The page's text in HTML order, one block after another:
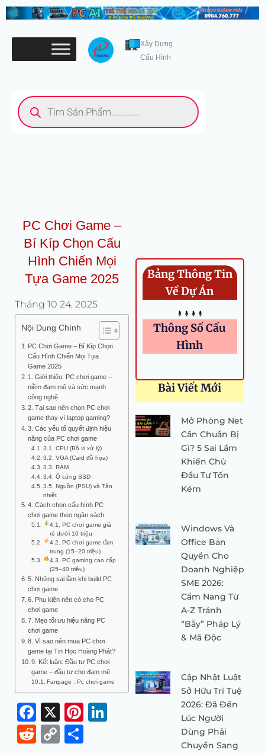
Nhảy
tới
Xây Dựng
Cấu Hình
Tìm
kiếm
sản
phẩm
PC Chơi Game –
Bí Kíp Chọn Cấu
Hình Chiến Mọi
Tựa Game 2025
Tháng 10 24, 2025
Nội Dung Chính
PC Chơi Game – Bí Kíp Chọn
Cấu Hình Chiến Mọi Tựa
Game 2025
1. Giới thiệu: PC chơi game –
niềm đam mê và sức mạnh
công nghệ
2. Tại sao nên chọn PC chơi
game thay vì laptop gaming?
3. Các yếu tố quyết định hiệu
năng của PC chơi game
3.1. CPU (Bộ vi xử lý)
3.2. VGA (Card đồ họa)
3.3. RAM
3.4. Ổ cứng SSD
3.5. Nguồn (PSU) và Tản
nhiệt
4. Cách chọn cấu hình PC
chơi game theo ngân sách
4.1. PC chơi game giá
rẻ dưới 10 triệu
4.2. PC chơi game tầm
trung (15–20 triệu)
4.3. PC gaming cao cấp
(25–40 triệu)
5. Những sai lầm khi build PC
chơi game
6. Phụ kiện nên có cho PC
chơi game
7. Mẹo tối ưu hiệu năng PC
chơi game
8. Vì sao nên mua PC chơi
game tại Tin Học Hoàng Phát?
9. Kết luận: Đầu tư PC chơi
game – đầu tư cho đam mê
Fanpage : Pc chơi game
Facebook
X Pinterest
RedditCopy
Bảng Thông Tin
Về Dự Án
Thông Số Cấu
Hình
Bài Viết Mới
Mở Phòng Net
Cần Chuẩn Bị
Gì? 5 Sai Lầm
Khiến Chủ
Đầu Tư Tốn
Kém
Windows Và
Office Bản
Quyền Cho
Doanh Nghiệp
SME 2026:
Cẩm Nang Từ
A-Z Tránh
“Bẫy” Pháp Lý
& Mã Độc
Cập Nhật Luật
Sở Hữu Trí Tuệ
2026: Đã Đến
Lúc Người
Dùng Phải
Chuyển Sang